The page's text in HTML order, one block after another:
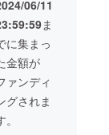
近郊限定とな
俗に反する内
、法令に違反
る内容などは
受けできませ
。
06/11
ま
に集まっ
金額が
ァンディ
グされま
。